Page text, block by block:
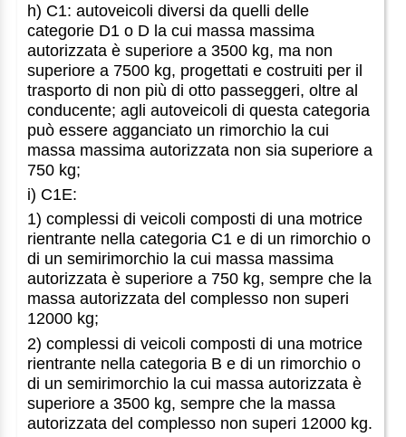
h) C1: autoveicoli diversi da quelli delle
categorie D1 o D la cui massa massima
autorizzata è superiore a 3500 kg, ma non
superiore a 7500 kg, progettati e costruiti per il
trasporto di non più di otto passeggeri, oltre al
conducente; agli autoveicoli di questa categoria
può essere agganciato un rimorchio la cui
massa massima autorizzata non sia superiore a
750 kg;
i) C1E:
1) complessi di veicoli composti di una motrice
rientrante nella categoria C1 e di un rimorchio o
di un semirimorchio la cui massa massima
autorizzata è superiore a 750 kg, sempre che la
massa autorizzata del complesso non superi
12000 kg;
2) complessi di veicoli composti di una motrice
rientrante nella categoria B e di un rimorchio o
di un semirimorchio la cui massa autorizzata è
superiore a 3500 kg, sempre che la massa
autorizzata del complesso non superi 12000 kg.